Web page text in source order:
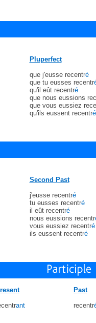
Pluperfect
que j'eusse recentré
que tu eusses recentr
qu'il eût recentré
que nous eussions
que vous eussiez
qu'ils eussent recentré
Second Past
j'eusse recentré
tu eusses recentré
il eût recentré
nous eussions recentr
vous eussiez recentré
ils eussent recentré
ant
Past
recentr